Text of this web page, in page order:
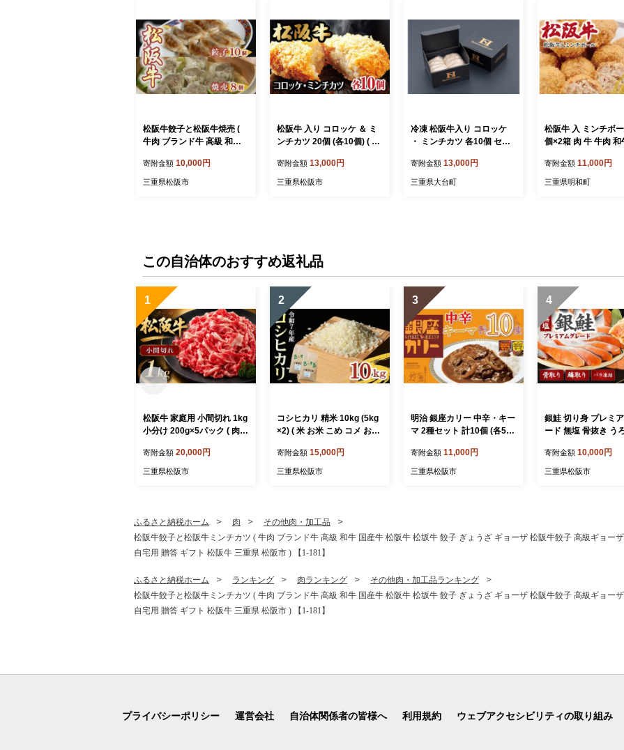
松阪牛餃子と松阪牛焼売 (
牛肉 ブランド牛 高級 和牛
ぎょうざ ギョーザ 松阪牛餃
子 高級ギョーザ 焼売 シュ
寄附金額 10,000円
三重県松阪市
松阪牛 入り コロッケ ＆ ミ
ンチカツ 20個 (各10個) ( 牛
産牛 松阪牛 松坂牛 コロッ
ケ 松阪牛コロッケ ミンチカ
寄附金額 13,000円
三重県松阪市
冷凍 松阪牛入り コロッケ
・ ミンチカツ 各10個 セッ
肉 名産 ブランド 霜ふり本
舗 牛肉 お肉 肉 和牛 黒毛和
寄附金額 13,000円
三重県大台町
松阪牛 入 ミンチボ
個×2箱 肉 牛 牛肉 和
さと 人気 メンチカツ
物 総菜 簡単 時短 揚
寄附金額 11,000円
三重県明和町
この自治体のおすすめ返礼品
1
松阪牛 家庭用 小間切れ 1kg
小分け 200g×5パック ( 肉
国産牛 松阪牛 松坂牛 小間
切れ こま切れ 細切れ 牛肉
キング 三重県 松阪市 松阪
寄附金額 20,000円
三重県松阪市
2
コシヒカリ 精米 10kg (5kg
×2) ( 米 お米 こめ コメ おこ
シヒカリ 令和7年産コシヒ
カリ 松阪産コシヒカリ 三重
寄附金額 15,000円
三重県松阪市
3
明治 銀座カリー 中辛・キー
マ 2種セット 計10個 (各5
トカレー 明治 銀座カリー
中辛 キーマ 人気 おすすめ
寄附金額 11,000円
三重県松阪市
4
銀鮭 切り身 プレミ
ード 無塩 骨抜き う
し 無添加 冷凍 鮭 プ
ム バラ凍結 さけ サケ
寄附金額 10,000円
三重県松阪市
ふるさと納税ホーム 肉
その他肉・加工品
松阪牛餃子と松阪牛ミンチカツ ( 牛肉 ブランド牛 高級 和牛 国産牛 松阪牛 松坂牛 餃子 ぎょうざ ギョーザ 松阪牛餃子 高級ギョー
自宅用 贈答 ギフト 松阪牛 三重県 松阪市 ) 【1-181】
ふるさと納税ホーム ランキング 肉ランキング
その他肉・加工品ランキング
松阪牛餃子と松阪牛ミンチカツ ( 牛肉 ブランド牛 高級 和牛 国産牛 松阪牛 松坂牛 餃子 ぎょうざ ギョーザ 松阪牛餃子 高級ギョー
自宅用 贈答 ギフト 松阪牛 三重県 松阪市 ) 【1-181】
プライバシーポリシー 運営会社 自治体関係者の皆様へ 利用規約 ウェブアクセシビリティの取り組み